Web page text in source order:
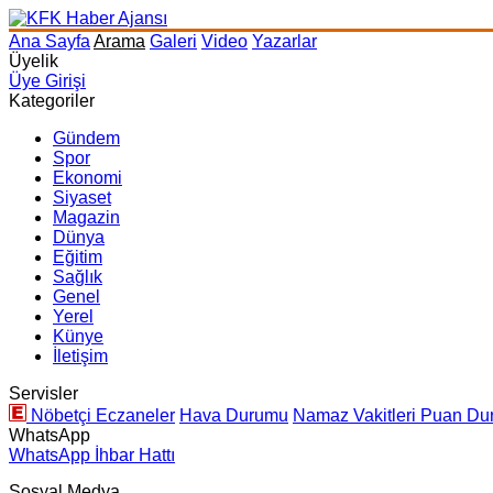
Ana Sayfa Arama Galeri Video Yazarlar
Üyelik
Üye Girişi
Kategoriler
Gündem
Spor
Ekonomi
Siyaset
Magazin
Dünya
Eğitim
Sağlık
Genel
Yerel
Künye
İletişim
Servisler
Nöbetçi Eczaneler Hava Durumu Namaz Vakitleri Puan
WhatsApp
WhatsApp İhbar Hattı